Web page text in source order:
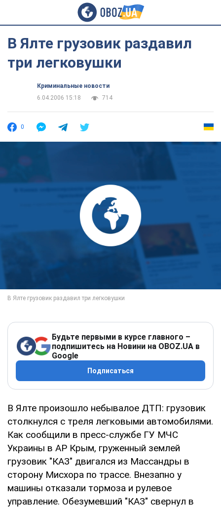
В Ялте грузовик раздавил
три легковушки
Криминальные новости
6.04.2006 15:18
714
0
Будьте первыми в курсе главного –
подпишитесь на Новини на OBOZ.UA в
Google
Подписаться
В Ялте произошло небывалое ДТП: грузовик
столкнулся с треля легковыми автомобилями.
Как сообщили в пресс-службе ГУ МЧС
Украины в АР Крым, груженный землей
грузовик "КАЗ" двигался из Массандры в
сторону Мисхора по трассе. Внезапно у
машины отказали тормоза и рулевое
управление. Обезумевший "КАЗ" свернул в